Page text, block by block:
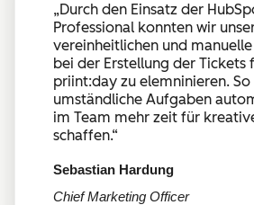
„Durch den Einsatz der
Professional konnten wir
vereinheitlichen und manuelle
bei der Erstellung der Tickets
priint:day zu elemninieren.
umständliche Aufgaben
im Team mehr zeit für
schaffen.“
Sebastian Hardung
Chief Marketing Officer